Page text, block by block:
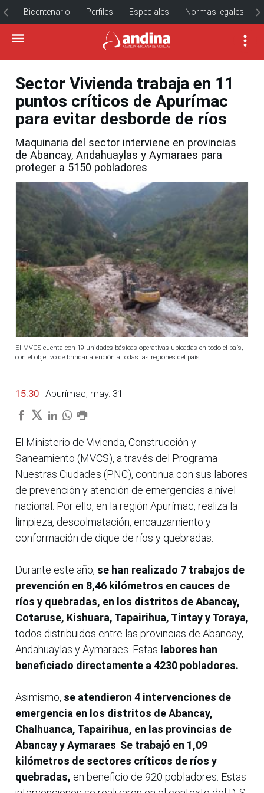
Bicentenario Perfiles Especiales Normas legales
Sector Vivienda trabaja en 11
puntos críticos de Apurímac
para evitar desborde de ríos
Maquinaria del sector interviene en provincias
de Abancay, Andahuaylas y Aymaraes para
proteger a 5150 pobladores
El MVCS cuenta con 19 unidades básicas operativas ubicadas en todo el país,
con el objetivo de brindar atención a todas las regiones del país.
15:30 | Apurímac, may. 31.
El Ministerio de Vivienda, Construcción y
Saneamiento (MVCS), a través del Programa
Nuestras Ciudades (PNC), continua con sus labores
de prevención y atención de emergencias a nivel
nacional. Por ello, en la región Apurímac, realiza la
limpieza, descolmatación, encauzamiento y
conformación de dique de ríos y quebradas.
Durante este año, se han realizado 7 trabajos de
prevención en 8,46 kilómetros en cauces de
ríos y quebradas, en los distritos de Abancay,
Cotaruse, Kishuara, Tapairihua, Tintay y Toraya,
todos distribuidos entre las provincias de Abancay,
Andahuaylas y Aymaraes. Estas labores han
beneficiado directamente a 4230 pobladores.
Asimismo, se atendieron 4 intervenciones de
emergencia en los distritos de Abancay,
Chalhuanca, Tapairihua, en las provincias de
Abancay y Aymaraes Se trabajó en 1,09
kilómetros de sectores críticos de ríos y
quebradas, en beneficio de 920 pobladores. Estas